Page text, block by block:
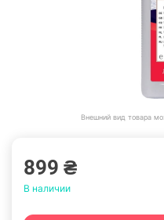
Внешний вид товара
899 ₴
В наличии